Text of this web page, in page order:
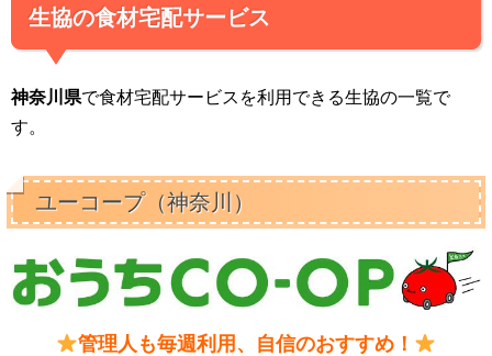
生協の食材宅配サービス
神奈川県で食材宅配サービスを利用できる生協の一覧で
す。
ユーコープ（神奈川）
管理人も毎週利用、自信のおすすめ！